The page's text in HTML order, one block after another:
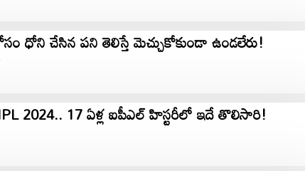
ధోని చేసిన పని తెలిస్తే మెచ్చుకోకుండా ఉండలేరు!
IPL 2024.. 17 ఏళ్ల ఐపీఎల్ హిస్టరీలో ఇదే తొలిసారి!